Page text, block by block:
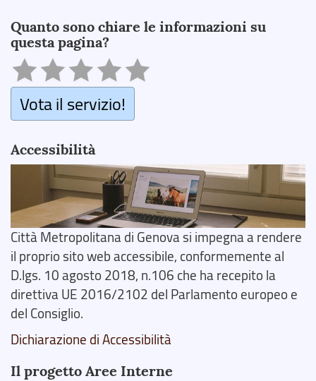
Quanto sono chiare le informazioni su
questa pagina?
Vota il servizio!
Accessibilità
Città Metropolitana di Genova si impegna a rendere
il proprio sito web accessibile, conformemente al
D.lgs. 10 agosto 2018, n.106 che ha recepito la
direttiva UE 2016/2102 del Parlamento europeo e
del Consiglio.
Dichiarazione di Accessibilità
Il progetto Aree Interne